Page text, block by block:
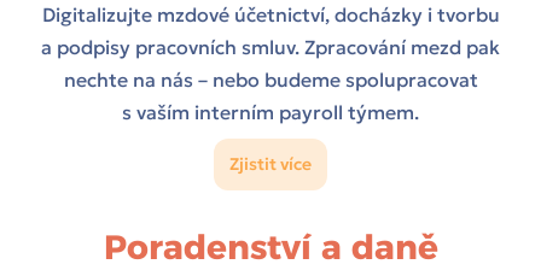
Digitalizujte mzdové účetnictví, docházky i tvorbu
a podpisy pracovních smluv. Zpracování mezd pak
nechte na nás – nebo budeme spolupracovat
s vaším interním payroll týmem.
Zjistit více
Poradenství a daně